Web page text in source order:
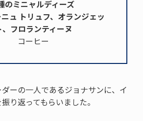
のミニャルディーズ
ュ トリュフ、オランジェッ
、フロランティーヌ
コーヒー
ーの一人であるジョナサンに、イ
り返ってもらいました。